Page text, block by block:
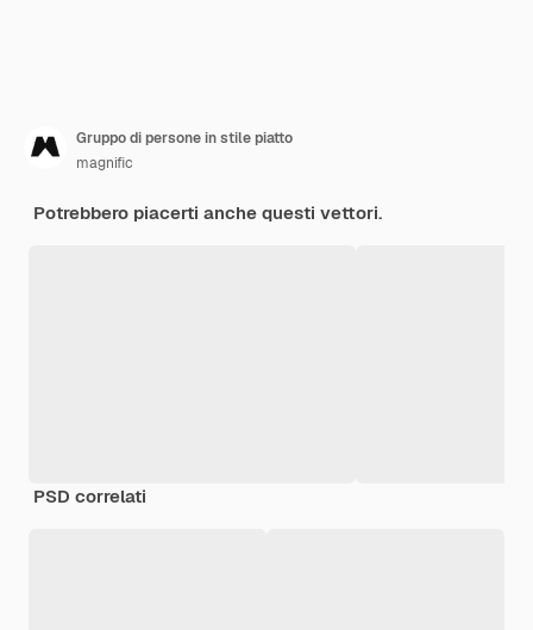
Gruppo di persone in stile piatto
magnific
Potrebbero piacerti anche questi vettori.
PSD correlati